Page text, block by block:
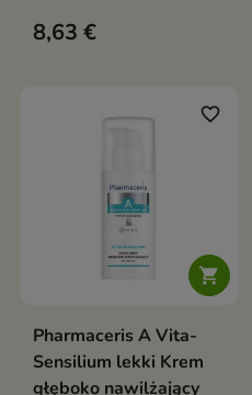
regenerację i przywraca jej
miękkość oraz elastyczność
8,63 €

favorite_border
Pharmaceris A Vita-
Sensilium lekki Krem
głęboko nawilżający